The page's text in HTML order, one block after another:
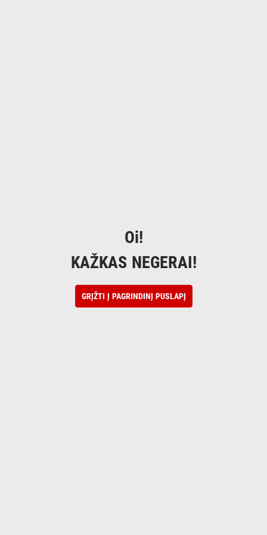
Oi!
KAŽKAS NEGERAI!
GRĮŽTI Į PAGRINDINĮ PUSLAPĮ